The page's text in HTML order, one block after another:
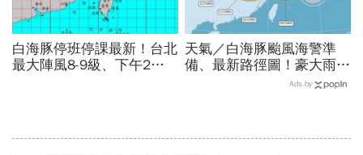
白海豚停班停課最新！台北
最大陣風8-9級、下午2點
天氣／白海豚颱風海警準
備、最新路徑圖！豪大雨紫
爆區、影響時間曝光，8/8
Ads by